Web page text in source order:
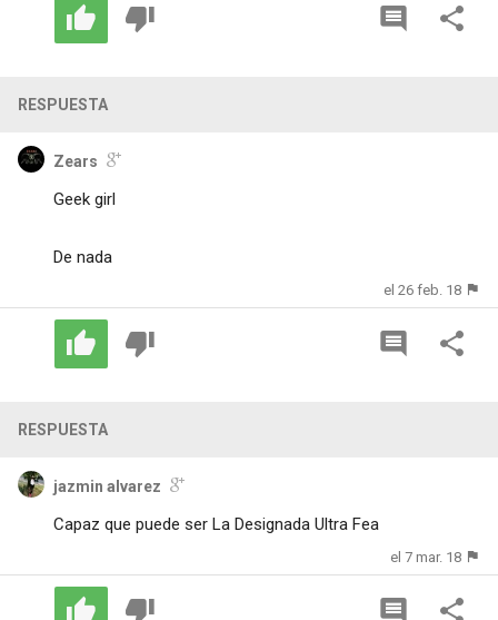
RESPUESTA
Zears
Geek girl
De nada
el 26 feb. 18
RESPUESTA
jazmin alvarez
Capaz que puede ser La Designada Ultra Fea
el 7 mar. 18